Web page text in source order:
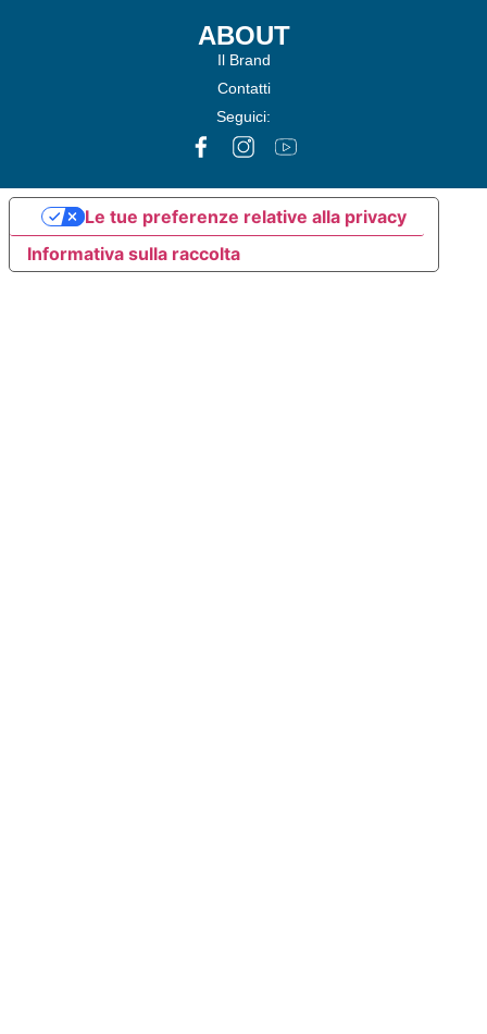
ABOUT
Il Brand
Contatti
Seguici:
Informativa sulla raccolta
Le tue preferenze relative alla privacy